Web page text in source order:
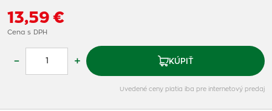
13,59 €
Cena s DPH
– + KÚPIŤ
Uvedené ceny platia iba pre internetový predaj